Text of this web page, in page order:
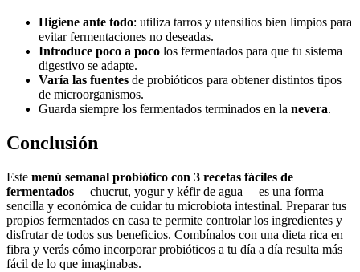
Higiene ante todo: utiliza tarros y utensilios bien limpios para
evitar fermentaciones no deseadas.
Introduce poco a poco los fermentados para que tu sistema
digestivo se adapte.
Varía las fuentes de probióticos para obtener distintos tipos
de microorganismos.
Guarda siempre los fermentados terminados en la nevera.
Conclusión
Este menú semanal probiótico con 3 recetas fáciles de
fermentados —chucrut, yogur y kéfir de agua— es una forma
sencilla y económica de cuidar tu microbiota intestinal. Preparar tus
propios fermentados en casa te permite controlar los ingredientes y
disfrutar de todos sus beneficios. Combínalos con una dieta rica en
fibra y verás cómo incorporar probióticos a tu día a día resulta más
fácil de lo que imaginabas.